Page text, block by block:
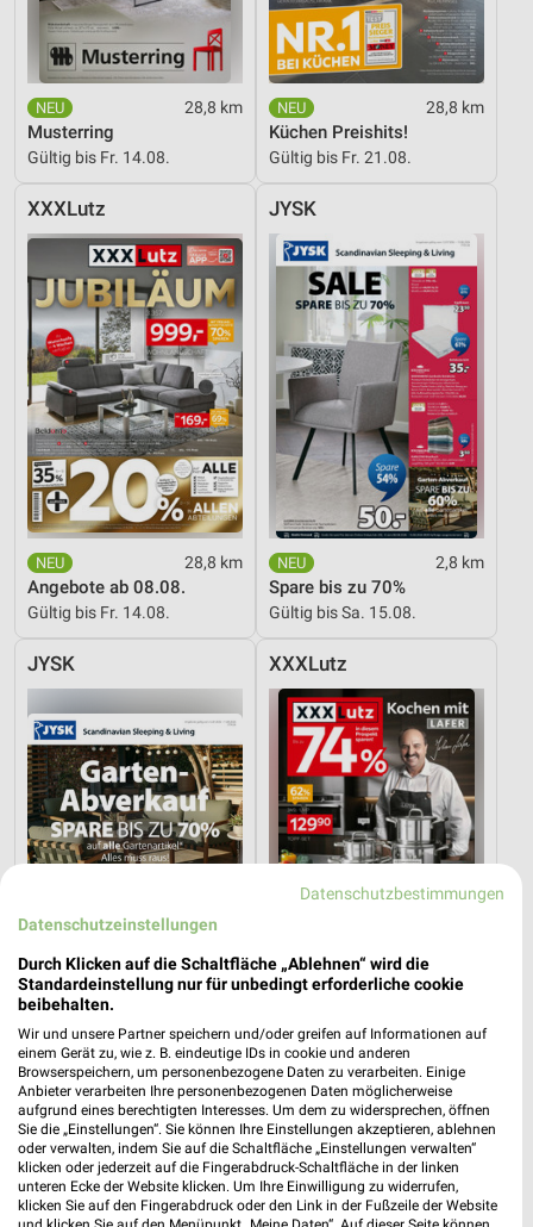
28,8 km
Musterring
Gültig bis Fr. 14.08.
28,8 km
Küchen Preishits!
Gültig bis Fr. 21.08.
XXXLutz
28,8 km
Angebote ab 08.08.
Gültig bis Fr. 14.08.
JYSK
2,8 km
Spare bis zu 70%
Gültig bis Sa. 15.08.
JYSK
Gartenabverkauf
Gültig bis Sa. 15.08.
XXXLutz
Angebote ab 08.08.
Gültig bis Fr. 14.08.
XXXLutz XXXLutz
Datenschutzbestimmungen
Datenschutzeinstellungen
Durch Klicken auf die Schaltfläche „Ablehnen“ wird die
Standardeinstellung nur für unbedingt erforderliche cookie
beibehalten.
Wir und unsere Partner speichern und/oder greifen auf Informationen auf
einem Gerät zu, wie z. B. eindeutige IDs in cookie und anderen
Browserspeichern, um personenbezogene Daten zu verarbeiten. Einige
Anbieter verarbeiten Ihre personenbezogenen Daten möglicherweise
aufgrund eines berechtigten Interesses. Um dem zu widersprechen, öffnen
Sie die „Einstellungen“. Sie können Ihre Einstellungen akzeptieren, ablehnen
oder verwalten, indem Sie auf die Schaltfläche „Einstellungen verwalten“
klicken oder jederzeit auf die Fingerabdruck-Schaltfläche in der linken
unteren Ecke der Website klicken. Um Ihre Einwilligung zu widerrufen,
klicken Sie auf den Fingerabdruck oder den Link in der Fußzeile der Website